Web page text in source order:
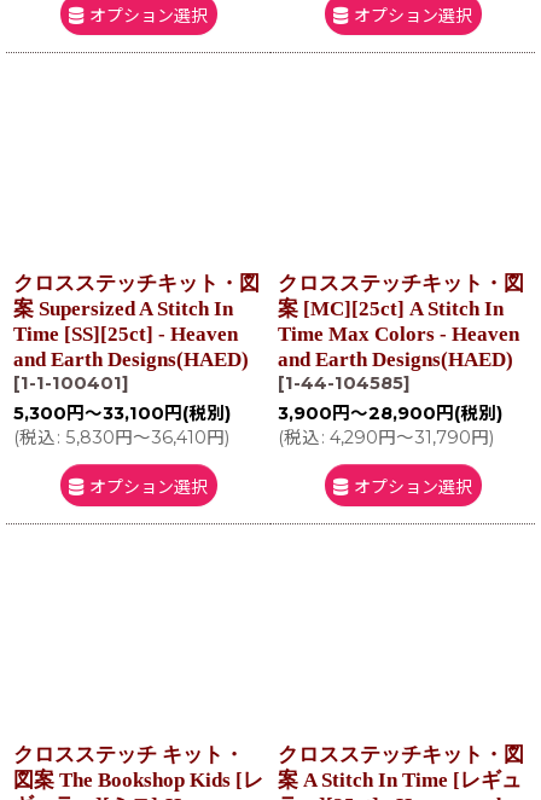
オプション選択 オプション選択
クロスステッチキット・図
案 Supersized A Stitch In
Time [SS][25ct] - Heaven
and Earth Designs(HAED)
[1-1-100401]
5,300 円～33,100 円 (税別)
(税込: 5,830円～36,410円)
オプション選択
クロスステッチキット・図
案 [MC][25ct] A Stitch In
Time Max Colors - Heaven
and Earth Designs(HAED)
[1-44-104585]
3,900 円～28,900 円 (税別)
(税込: 4,290円～31,790円)
オプション選択
クロスステッチ キット・
図案 The Bookshop Kids [レ
クロスステッチキット・図
案 A Stitch In Time [レギュ